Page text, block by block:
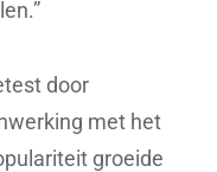
door
met het
groeide